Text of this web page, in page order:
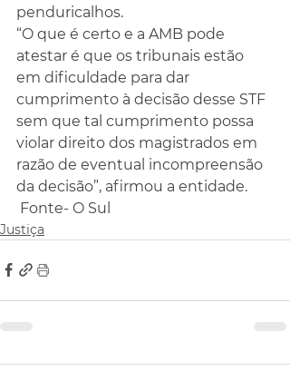
penduricalhos.
“O que é certo e a AMB pode
atestar é que os tribunais estão
em dificuldade para dar
cumprimento à decisão desse STF
sem que tal cumprimento possa
violar direito dos magistrados em
razão de eventual incompreensão
da decisão”, afirmou a entidade.
Fonte- O Sul
Justiça